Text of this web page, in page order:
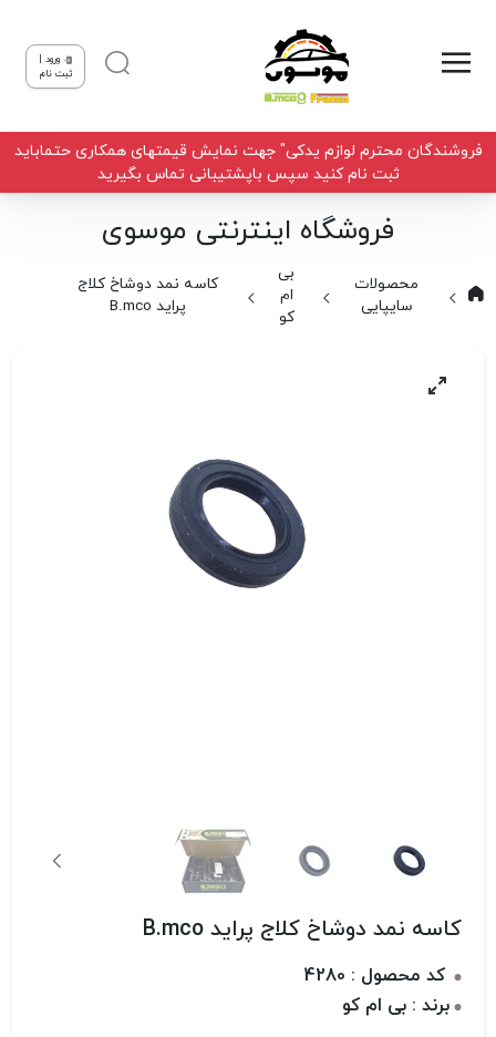
ورود |
ثبت نام
فروشندگان محترم لوازم یدکی" جهت نمایش قیمتهای همکاری حتماباید
ثبت نام کنید سپس باپشتیبانی تماس بگیرید
فروشگاه اینترنتی موسوی
محصولات
سایپایی
بی
ام
کو
کاسه نمد دوشاخ کلاج
پراید B.mco
کاسه نمد دوشاخ کلاج پراید B.mco
کد محصول : 4280
برند : بی ام کو